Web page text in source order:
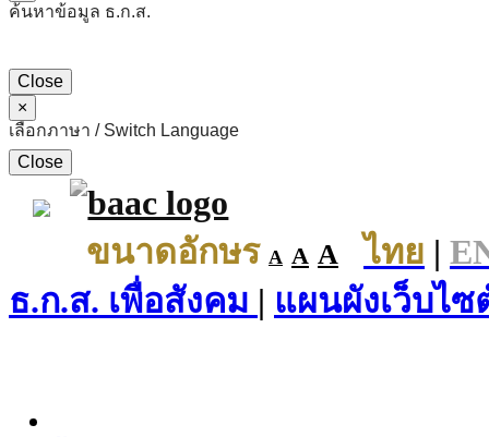
ค้นหาข้อมูล ธ.ก.ส.
Close
×
เลือกภาษา / Switch Language
Close
ขนาดอักษร A A A ไทย |
ธ.ก.ส. เพื่อสังคม | แผนผังเว็บไซ